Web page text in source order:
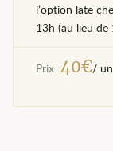
l’option late
13h (au lieu de
Prix :40€/